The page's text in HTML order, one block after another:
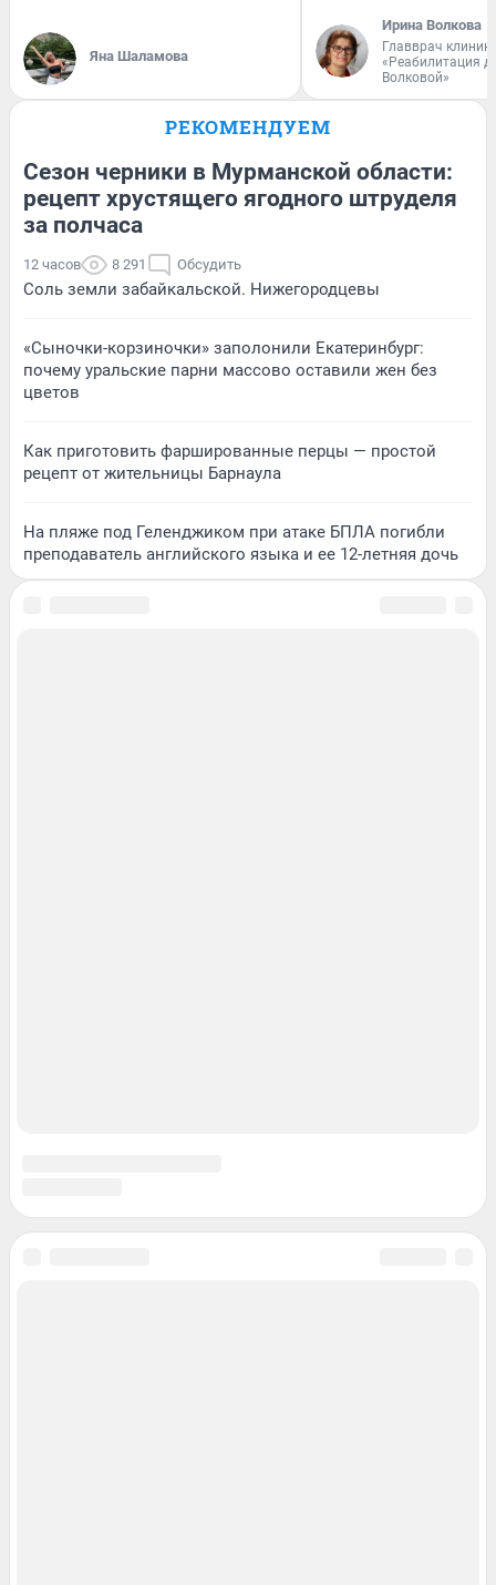
Яна Шаламова
Ирина Волкова
Главврач
«Реабилитация
Волковой»
РЕКОМЕНДУЕМ
Сезон черники в Мурманской области:
рецепт хрустящего ягодного штруделя
за полчаса
12 часов 8 291 Обсудить
Соль земли забайкальской. Нижегородцевы
«Сыночки-корзиночки» заполонили Екатеринбург:
почему уральские парни массово оставили жен без
цветов
Как приготовить фаршированные перцы — простой
рецепт от жительницы Барнаула
На пляже под Геленджиком при атаке БПЛА погибли
преподаватель английского языка и ее 12-летняя дочь